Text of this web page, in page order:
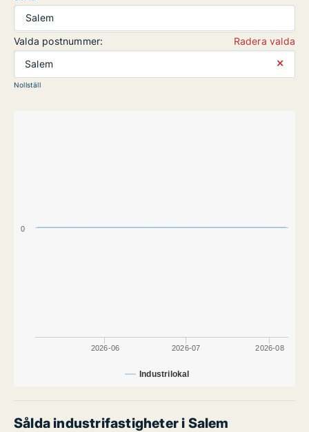
Salem
Valda postnummer:
Radera valda
Salem
⨯
Nollställ
Industrilokal
2026-06 2026-07 2026-08
0
Sålda industrifastigheter i Salem